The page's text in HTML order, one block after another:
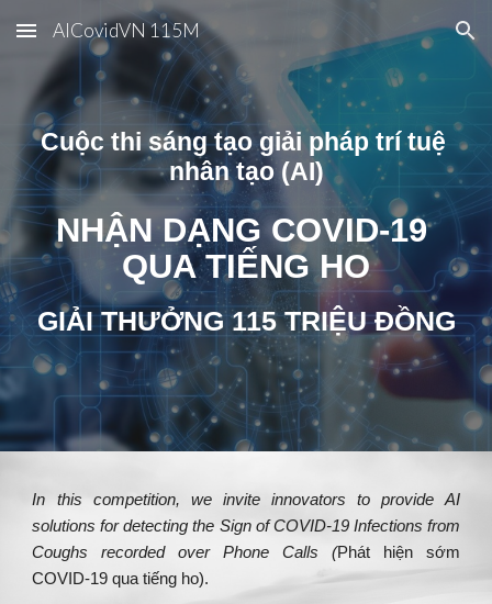
Skip to main content Skip to navigation
AICovidVN 115M
Cuộc thi sáng tạo giải pháp trí tuệ
nhân tạo (AI)
NHẬN DẠNG COVID-19
QUA TIẾNG HO
GIẢI THƯỞNG 115 TRIỆU ĐỒNG
In this competition, we invite innovators to provide AI
solutions for detecting the Sign of COVID-19 Infections from
Coughs recorded over Phone Calls (Phát hiệnsớm
COVID-19 qua tiếng ho).